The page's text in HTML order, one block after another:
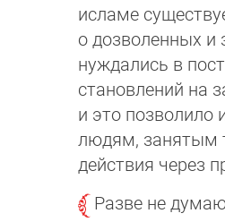
ис­ла­ме
о до­зво­лен­ных
нуж­да­лись в
ста­нов­лений на
и это по­зво­ли­ло
лю­дям, заня­тым
дей­ст­вия через
Разве не